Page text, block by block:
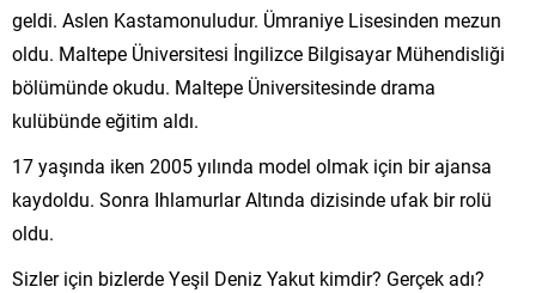
geldi. Aslen Kastamonuludur. Ümraniye Lisesinden mezun
oldu. Maltepe Üniversitesi İngilizce Bilgisayar Mühendisliği
bölümünde okudu. Maltepe Üniversitesinde drama
kulübünde eğitim aldı.
17 yaşında iken 2005 yılında model olmak için bir ajansa
kaydoldu. Sonra Ihlamurlar Altında dizisinde ufak bir rolü
oldu.
Sizler için bizlerde Yeşil Deniz Yakut kimdir? Gerçek adı?